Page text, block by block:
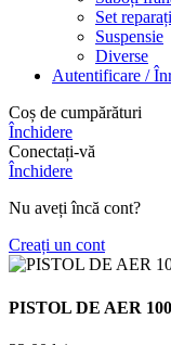
Set
Suspensie
Diverse
Autentificare /
Coș de cumpărături
Închidere
Conectați-vă
Închidere
Nu aveți încă cont?
Creați un cont
PISTOL DE AER